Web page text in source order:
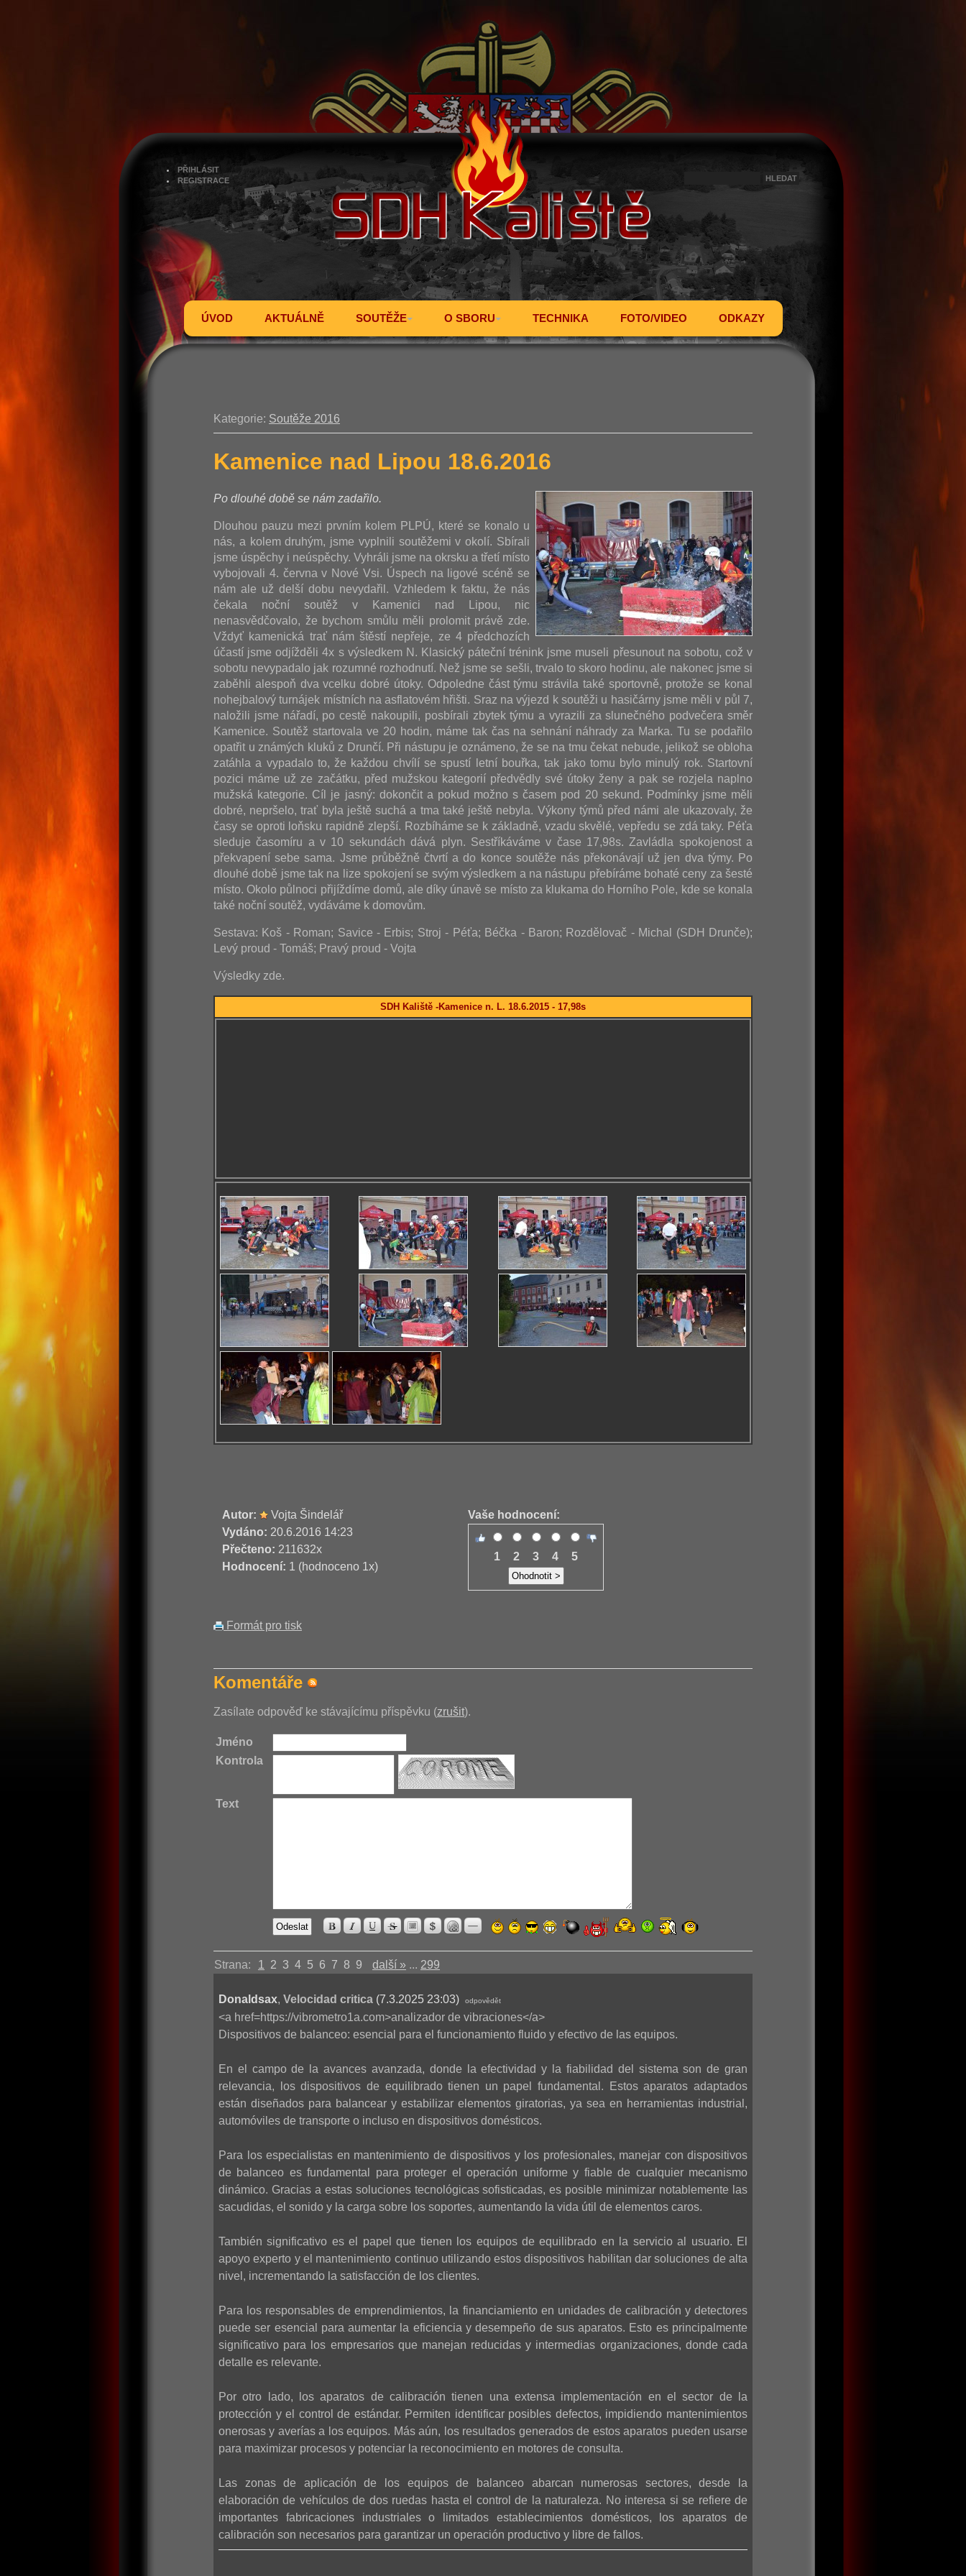
PŘIHLÁSIT
REGISTRACE
ÚVOD AKTUÁLNĚ SOUTĚŽE O SBORU TECHNIKA FOTO/VIDEO ODKAZY
Kategorie: Soutěže 2016
Kamenice nad Lipou 18.6.2016
Po dlouhé době se nám zadařilo.
Dlouhou pauzu mezi prvním kolem PLPÚ, které se konalo u
nás, a kolem druhým, jsme vyplnili soutěžemi v okolí. Sbírali
jsme úspěchy i neúspěchy. Vyhráli jsme na okrsku a třetí místo
vybojovali 4. června v Nové Vsi. Úspech na ligové scéně se
nám ale už delší dobu nevydařil. Vzhledem k faktu, že nás
čekala noční soutěž v Kamenici nad Lipou, nic
nenasvědčovalo, že bychom smůlu měli prolomit právě zde.
Vždyť kamenická trať nám štěstí nepřeje, ze 4 předchozích
účastí jsme odjížděli 4x s výsledkem N. Klasický páteční trénink jsme museli přesunout na sobotu, což v
sobotu nevypadalo jak rozumné rozhodnutí. Než jsme se sešli, trvalo to skoro hodinu, ale nakonec jsme si
zaběhli alespoň dva vcelku dobré útoky. Odpoledne část týmu strávila také sportovně, protože se konal
nohejbalový turnájek místních na asflatovém hřišti. Sraz na výjezd k soutěži u hasičárny jsme měli v půl 7,
naložili jsme nářadí, po cestě nakoupili, posbírali zbytek týmu a vyrazili za slunečného podvečera směr
Kamenice. Soutěž startovala ve 20 hodin, máme tak čas na sehnání náhrady za Marka. Tu se podařilo
opatřit u známých kluků z Drunčí. Při nástupu je oznámeno, že se na tmu čekat nebude, jelikož se obloha
zatáhla a vypadalo to, že každou chvílí se spustí letní bouřka, tak jako tomu bylo minulý rok. Startovní
pozici máme už ze začátku, před mužskou kategorií předvědly své útoky ženy a pak se rozjela naplno
mužská kategorie. Cíl je jasný: dokončit a pokud možno s časem pod 20 sekund. Podmínky jsme měli
dobré, nepršelo, trať byla ještě suchá a tma také ještě nebyla. Výkony týmů před námi ale ukazovaly, že
časy se oproti loňsku rapidně zlepší. Rozbíháme se k základně, vzadu skvělé, vepředu se zdá taky. Péťa
sleduje časomíru a v 10 sekundách dává plyn. Sestříkáváme v čase 17,98s. Zavládla spokojenost a
překvapení sebe sama. Jsme průběžně čtvrtí a do konce soutěže nás překonávají už jen dva týmy. Po
dlouhé době jsme tak na lize spokojení se svým výsledkem a na nástupu přebíráme bohaté ceny za šesté
místo. Okolo půlnoci přijíždíme domů, ale díky únavě se místo za klukama do Horního Pole, kde se konala
také noční soutěž, vydáváme k domovům.
Sestava: Koš - Roman; Savice - Erbis; Stroj - Péťa; Béčka - Baron; Rozdělovač - Michal (SDH Drunče);
Levý proud - Tomáš; Pravý proud - Vojta
Výsledky zde.
SDH Kaliště -Kamenice n. L. 18.6.2015 - 17,98s
Autor:
Vojta Šindelář
Vydáno: 20.6.2016 14:23
Přečteno: 211632x
Hodnocení: 1 (hodnoceno 1x)
Vaše hodnocení:
1 2 3 4 5
Formát pro tisk
Komentáře
Zasílate odpověď ke stávajícímu příspěvku (zrušit).
Jméno
Kontrola
Text
Strana: 1 2 3 4 5 6 7 8 9 další » ... 299
Donaldsax, Velocidad critica (7.3.2025 23:03) odpovědět
<a href=https://vibrometro1a.com>analizador de vibraciones</a>
Dispositivos de balanceo: esencial para el funcionamiento fluido y efectivo de las equipos.
En el campo de la avances avanzada, donde la efectividad y la fiabilidad del sistema son de gran
relevancia, los dispositivos de equilibrado tienen un papel fundamental. Estos aparatos adaptados
están diseñados para balancear y estabilizar elementos giratorias, ya sea en herramientas industrial,
automóviles de transporte o incluso en dispositivos domésticos.
Para los especialistas en mantenimiento de dispositivos y los profesionales, manejar con dispositivos
de balanceo es fundamental para proteger el operación uniforme y fiable de cualquier mecanismo
dinámico. Gracias a estas soluciones tecnológicas sofisticadas, es posible minimizar notablemente las
sacudidas, el sonido y la carga sobre los soportes, aumentando la vida útil de elementos caros.
También significativo es el papel que tienen los equipos de equilibrado en la servicio al usuario. El
apoyo experto y el mantenimiento continuo utilizando estos dispositivos habilitan dar soluciones de alta
nivel, incrementando la satisfacción de los clientes.
Para los responsables de emprendimientos, la financiamiento en unidades de calibración y detectores
puede ser esencial para aumentar la eficiencia y desempeño de sus aparatos. Esto es principalmente
significativo para los empresarios que manejan reducidas y intermedias organizaciones, donde cada
detalle es relevante.
Por otro lado, los aparatos de calibración tienen una extensa implementación en el sector de la
protección y el control de estándar. Permiten identificar posibles defectos, impidiendo mantenimientos
onerosas y averías a los equipos. Más aún, los resultados generados de estos aparatos pueden usarse
para maximizar procesos y potenciar la reconocimiento en motores de consulta.
Las zonas de aplicación de los equipos de balanceo abarcan numerosas sectores, desde la
elaboración de vehículos de dos ruedas hasta el control de la naturaleza. No interesa si se refiere de
importantes fabricaciones industriales o limitados establecimientos domésticos, los aparatos de
calibración son necesarios para garantizar un operación productivo y libre de fallos.